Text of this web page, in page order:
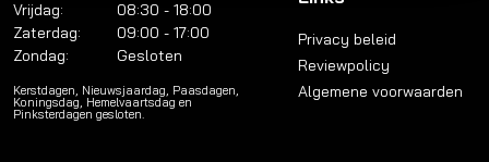
Vrijdag:
08:30 - 18:00
Zaterdag:
09:00 - 17:00
Zondag:
Gesloten
Kerstdagen, Nieuwsjaardag, Paasdagen,
Koningsdag, Hemelvaartsdag en
Pinksterdagen gesloten.
Privacy beleid
Reviewpolicy
Algemene voorwaarden